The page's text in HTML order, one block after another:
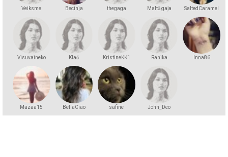
Veiksme Becinja thegaga Maltā gaļa SaltedCaramel
Visuvaineko Klač KristineKK1 Ranika Inna86
Mazaa15 BellaCiao safine John_Deo